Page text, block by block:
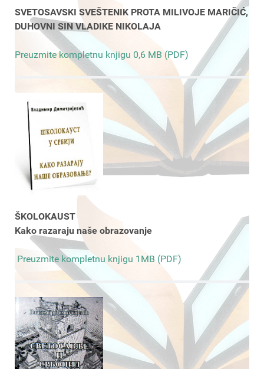
SVETOSAVSKI SVEŠTENIK PROTA MILIVOJE MARIČIĆ,
DUHOVNI SIN VLADIKE NIKOLAJA
Preuzmite kompletnu knjigu 0,6 MB (PDF)
ŠKOLOKAUST
Kako razaraju naše obrazovanje
Preuzmite kompletnu knjigu 1MB (PDF)